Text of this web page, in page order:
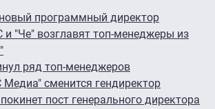
программный директор
"Че" возглавят топ-менеджеры из
ряд топ-менеджеров
Медиа" сменится гендиректор
пост генерального директора